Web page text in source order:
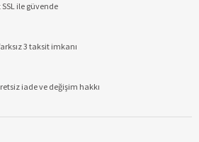
ile güvende
3 taksit imkanı
iade ve değişim hakkı